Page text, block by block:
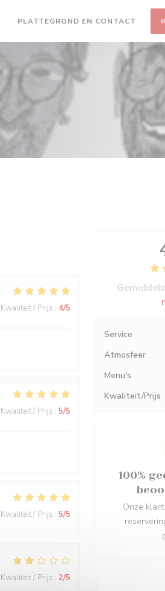
PLATTEGROND EN CONTACT
Kwaliteit / Prijs : 4/5
Kwaliteit / Prijs : 5/5
Kwaliteit / Prijs : 5/5
Kwaliteit / Prijs : 2/5
Service
Atmosfeer
Menu's
Kwaliteit/Prijs
100%
Onze